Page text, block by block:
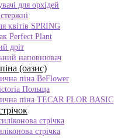
для орхідей
квітів SPRING
Perfect Plant
дріт
наповнювач
(оазис)
піна BeFlower
Польща
піна TECAR FLOR BASIC
стрічка
стрічка